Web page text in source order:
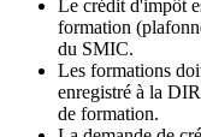
Le crédit d'impôt
formation
du SMIC.
Les formations
enregistré à la
de formation.